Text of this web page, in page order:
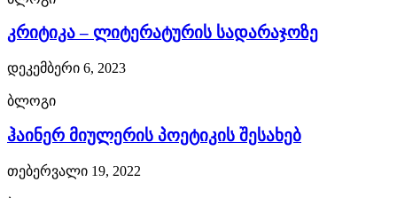
fast
shipping.
this
is
often
with
კრიტიკა – ლიტერატურის სადარაჯოზე
დეკემბერი 6, 2023
ბლოგი
ჰაინერ მიულერის პოეტიკის შესახებ
თებერვალი 19, 2022